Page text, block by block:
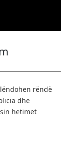
rëndë
dhe
hetimet